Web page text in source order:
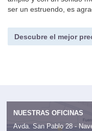
ser un estruendo, es
Descubre el mejor
NUESTRAS OFICINAS
Avda. San Pablo 28 -